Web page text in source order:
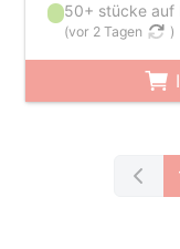
50+ stücke auf
(vor 2 Tagen )